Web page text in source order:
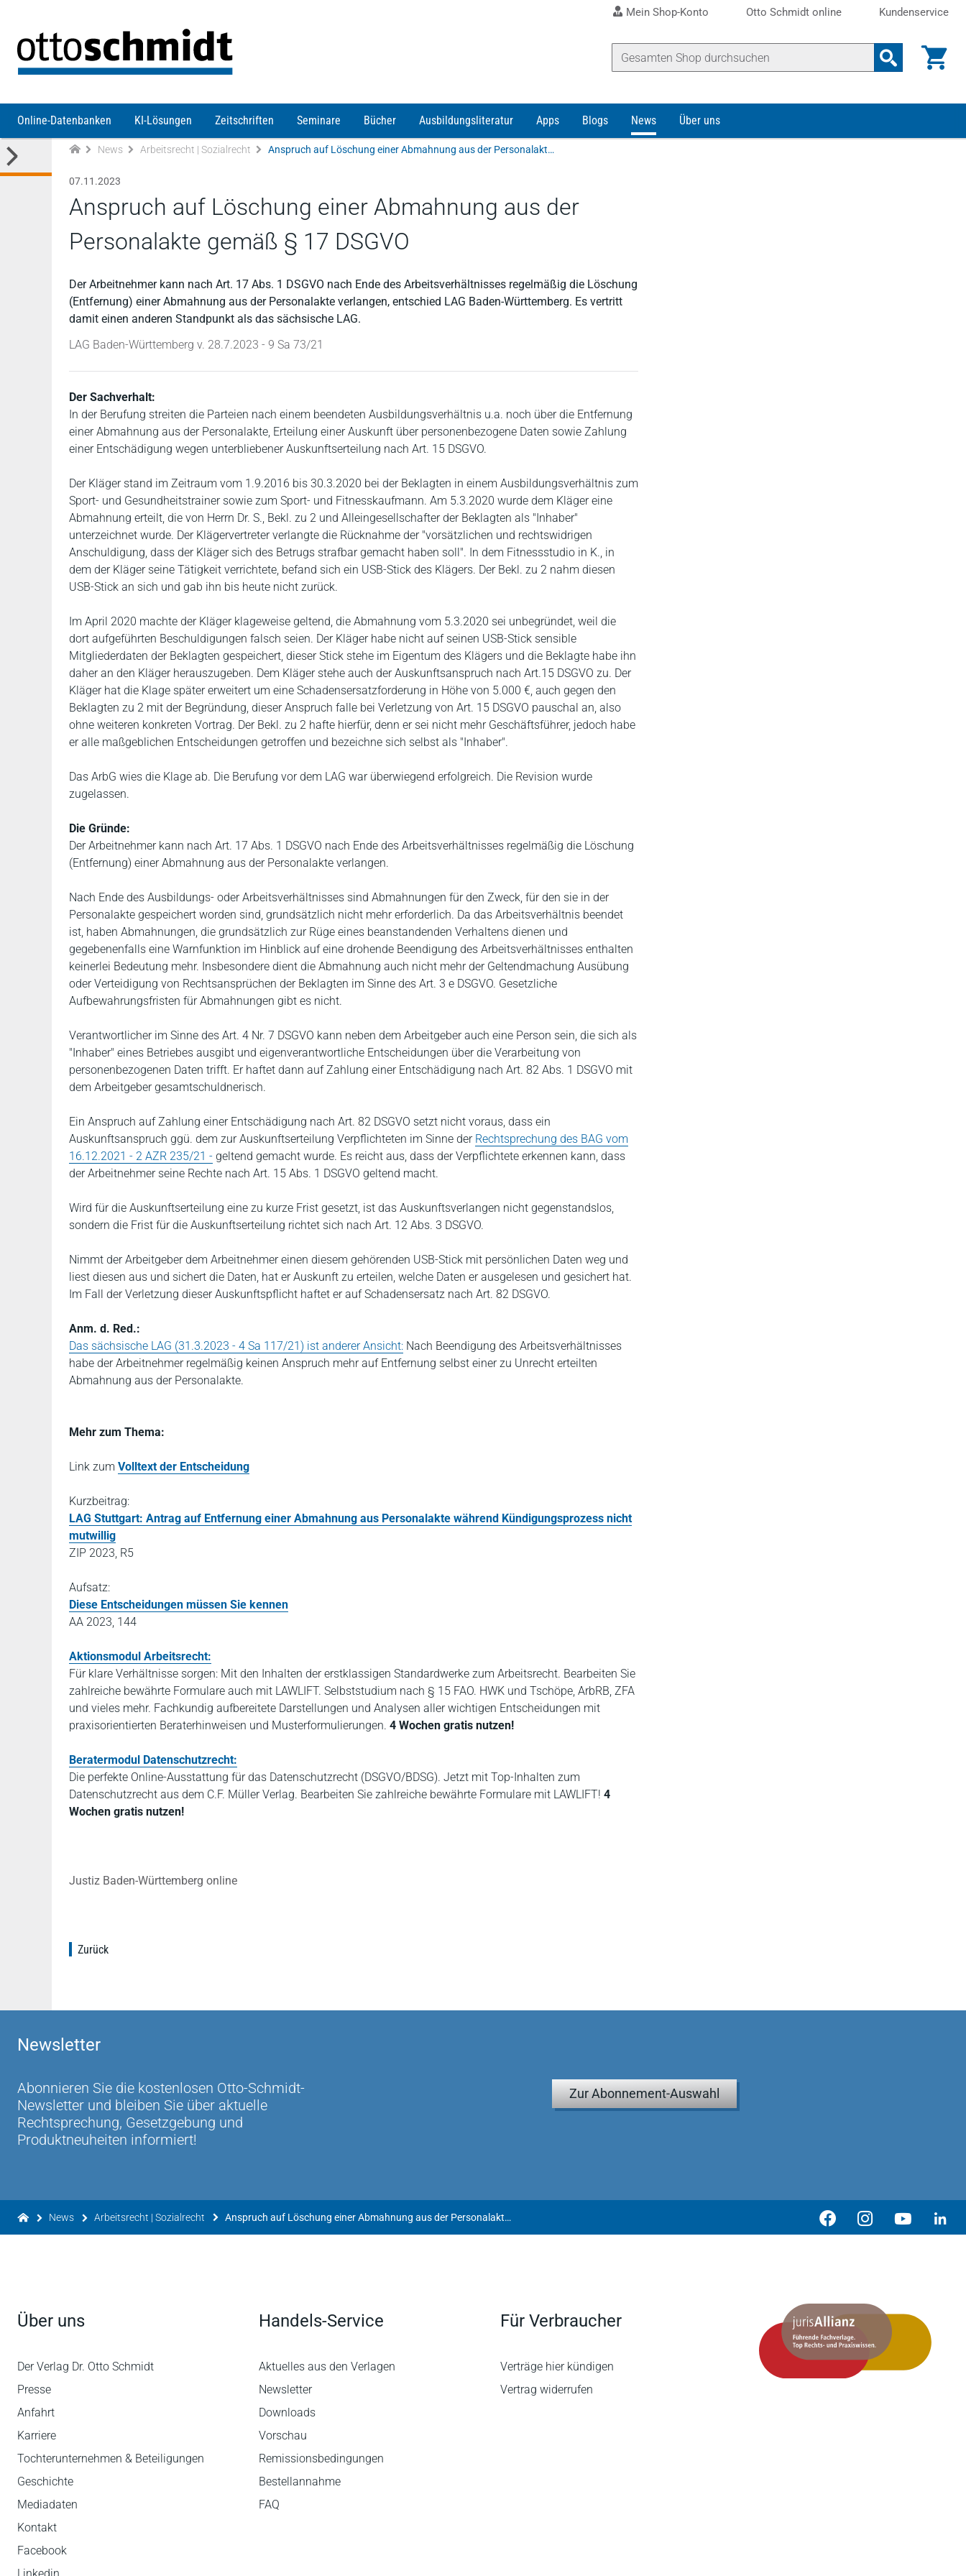
Mein Shop-Konto Otto Schmidt online Kundenservice
Online-Datenbanken KI-Lösungen Zeitschriften Seminare Bücher Ausbildungsliteratur Apps Blogs News Über uns
News Arbeitsrecht | Sozialrecht Anspruch auf Löschung einer Abmahnung aus der Personalakte gemäß § 17 DSGVO
07.11.2023
Anspruch auf Löschung einer Abmahnung aus der
Personalakte gemäß § 17 DSGVO
Der Arbeitnehmer kann nach Art. 17 Abs. 1 DSGVO nach Ende des Arbeitsverhältnisses regelmäßig die Löschung
(Entfernung) einer Abmahnung aus der Personalakte verlangen, entschied LAG Baden-Württemberg. Es vertritt
damit einen anderen Standpunkt als das sächsische LAG.
LAG Baden-Württemberg v. 28.7.2023 - 9 Sa 73/21
Der Sachverhalt:
In der Berufung streiten die Parteien nach einem beendeten Ausbildungsverhältnis u.a. noch über die Entfernung
einer Abmahnung aus der Personalakte, Erteilung einer Auskunft über personenbezogene Daten sowie Zahlung
einer Entschädigung wegen unterbliebener Auskunftserteilung nach Art. 15 DSGVO.
Der Kläger stand im Zeitraum vom 1.9.2016 bis 30.3.2020 bei der Beklagten in einem Ausbildungsverhältnis zum
Sport- und Gesundheitstrainer sowie zum Sport- und Fitnesskaufmann. Am 5.3.2020 wurde dem Kläger eine
Abmahnung erteilt, die von Herrn Dr. S., Bekl. zu 2 und Alleingesellschafter der Beklagten als "Inhaber"
unterzeichnet wurde. Der Klägervertreter verlangte die Rücknahme der "vorsätzlichen und rechtswidrigen
Anschuldigung, dass der Kläger sich des Betrugs strafbar gemacht haben soll". In dem Fitnessstudio in K., in
dem der Kläger seine Tätigkeit verrichtete, befand sich ein USB-Stick des Klägers. Der Bekl. zu 2 nahm diesen
USB-Stick an sich und gab ihn bis heute nicht zurück.
Im April 2020 machte der Kläger klageweise geltend, die Abmahnung vom 5.3.2020 sei unbegründet, weil die
dort aufgeführten Beschuldigungen falsch seien. Der Kläger habe nicht auf seinen USB-Stick sensible
Mitgliederdaten der Beklagten gespeichert, dieser Stick stehe im Eigentum des Klägers und die Beklagte habe ihn
daher an den Kläger herauszugeben. Dem Kläger stehe auch der Auskunftsanspruch nach Art.15 DSGVO zu. Der
Kläger hat die Klage später erweitert um eine Schadensersatzforderung in Höhe von 5.000 €, auch gegen den
Beklagten zu 2 mit der Begründung, dieser Anspruch falle bei Verletzung von Art. 15 DSGVO pauschal an, also
ohne weiteren konkreten Vortrag. Der Bekl. zu 2 hafte hierfür, denn er sei nicht mehr Geschäftsführer, jedoch habe
er alle maßgeblichen Entscheidungen getroffen und bezeichne sich selbst als "Inhaber".
Das ArbG wies die Klage ab. Die Berufung vor dem LAG war überwiegend erfolgreich. Die Revision wurde
zugelassen.
Die Gründe:
Der Arbeitnehmer kann nach Art. 17 Abs. 1 DSGVO nach Ende des Arbeitsverhältnisses regelmäßig die Löschung
(Entfernung) einer Abmahnung aus der Personalakte verlangen.
Nach Ende des Ausbildungs- oder Arbeitsverhältnisses sind Abmahnungen für den Zweck, für den sie in der
Personalakte gespeichert worden sind, grundsätzlich nicht mehr erforderlich. Da das Arbeitsverhältnis beendet
ist, haben Abmahnungen, die grundsätzlich zur Rüge eines beanstandenden Verhaltens dienen und
gegebenenfalls eine Warnfunktion im Hinblick auf eine drohende Beendigung des Arbeitsverhältnisses enthalten
keinerlei Bedeutung mehr. Insbesondere dient die Abmahnung auch nicht mehr der Geltendmachung Ausübung
oder Verteidigung von Rechtsansprüchen der Beklagten im Sinne des Art. 3 e DSGVO. Gesetzliche
Aufbewahrungsfristen für Abmahnungen gibt es nicht.
Verantwortlicher im Sinne des Art. 4 Nr. 7 DSGVO kann neben dem Arbeitgeber auch eine Person sein, die sich als
"Inhaber" eines Betriebes ausgibt und eigenverantwortliche Entscheidungen über die Verarbeitung von
personenbezogenen Daten trifft. Er haftet dann auf Zahlung einer Entschädigung nach Art. 82 Abs. 1 DSGVO mit
dem Arbeitgeber gesamtschuldnerisch.
Ein Anspruch auf Zahlung einer Entschädigung nach Art. 82 DSGVO setzt nicht voraus, dass ein
Auskunftsanspruch ggü. dem zur Auskunftserteilung Verpflichteten im Sinne der Rechtsprechung des BAG vom
16.12.2021 - 2 AZR 235/21 - geltend gemacht wurde. Es reicht aus, dass der Verpflichtete erkennen kann, dass
der Arbeitnehmer seine Rechte nach Art. 15 Abs. 1 DSGVO geltend macht.
Wird für die Auskunftserteilung eine zu kurze Frist gesetzt, ist das Auskunftsverlangen nicht gegenstandslos,
sondern die Frist für die Auskunftserteilung richtet sich nach Art. 12 Abs. 3 DSGVO.
Nimmt der Arbeitgeber dem Arbeitnehmer einen diesem gehörenden USB-Stick mit persönlichen Daten weg und
liest diesen aus und sichert die Daten, hat er Auskunft zu erteilen, welche Daten er ausgelesen und gesichert hat.
Im Fall der Verletzung dieser Auskunftspflicht haftet er auf Schadensersatz nach Art. 82 DSGVO.
Anm. d. Red.:
Das sächsische LAG (31.3.2023 - 4 Sa 117/21) ist anderer Ansicht: Nach Beendigung des Arbeitsverhältnisses
habe der Arbeitnehmer regelmäßig keinen Anspruch mehr auf Entfernung selbst einer zu Unrecht erteilten
Abmahnung aus der Personalakte.
Mehr zum Thema:
Link zum Volltext der Entscheidung
Kurzbeitrag:
LAG Stuttgart: Antrag auf Entfernung einer Abmahnung aus Personalakte während Kündigungsprozess nicht
mutwillig
ZIP 2023, R5
Aufsatz:
Diese Entscheidungen müssen Sie kennen
AA 2023, 144
Aktionsmodul Arbeitsrecht:
Für klare Verhältnisse sorgen: Mit den Inhalten der erstklassigen Standardwerke zum Arbeitsrecht. Bearbeiten Sie
zahlreiche bewährte Formulare auch mit LAWLIFT. Selbststudium nach § 15 FAO. HWK und Tschöpe, ArbRB, ZFA
und vieles mehr. Fachkundig aufbereitete Darstellungen und Analysen aller wichtigen Entscheidungen mit
praxisorientierten Beraterhinweisen und Musterformulierungen. 4 Wochen gratis nutzen!
Beratermodul Datenschutzrecht:
Die perfekte Online-Ausstattung für das Datenschutzrecht (DSGVO/BDSG). Jetzt mit Top-Inhalten zum
Datenschutzrecht aus dem C.F. Müller Verlag. Bearbeiten Sie zahlreiche bewährte Formulare mit LAWLIFT! 4
Wochen gratis nutzen!
Justiz Baden-Württemberg online
Zurück
Newsletter
Abonnieren Sie die kostenlosen Otto-Schmidt-
Newsletter und bleiben Sie über aktuelle
Rechtsprechung, Gesetzgebung und
Produktneuheiten informiert!
Zur Abonnement-Auswahl
News Arbeitsrecht | Sozialrecht Anspruch auf Löschung einer Abmahnung aus der Personalakte gemäß § 17 DSGVO
Über uns
Der Verlag Dr. Otto Schmidt
Presse
Anfahrt
Karriere
Tochterunternehmen & Beteiligungen
Geschichte
Mediadaten
Kontakt
Facebook
Handels-Service
Aktuelles aus den Verlagen
Newsletter
Downloads
Vorschau
Remissionsbedingungen
Bestellannahme
FAQ
Für Verbraucher
Verträge hier kündigen
Vertrag widerrufen